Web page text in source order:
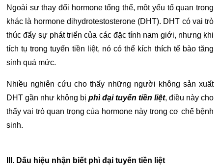
Ngoài sự thay đổi hormone tổng thể, một yếu tố quan trọng
khác là hormone dihydrotestosterone (DHT). DHT có vai trò
thúc đẩy sự phát triển của các đặc tính nam giới, nhưng khi
tích tụ trong tuyến tiền liệt, nó có thể kích thích tế bào tăng
sinh quá mức.
Nhiều nghiên cứu cho thấy những người không sản xuất
DHT gần như không bị phì đại tuyến tiền liệt, điều này cho
thấy vai trò quan trọng của hormone này trong cơ chế bệnh
sinh.
III. Dấu hiệu nhận biết phì đại tuyến tiền liệt